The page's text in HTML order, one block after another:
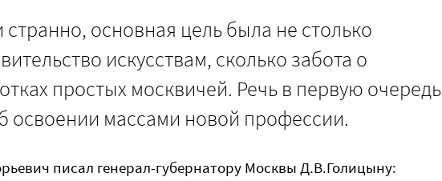
странно, основная цель была не столько
искусствам, сколько забота о
простых москвичей. Речь в первую очередь
освоении массами новой профессии.
писал генерал-губернатору Москвы Д.В.Голицыну: